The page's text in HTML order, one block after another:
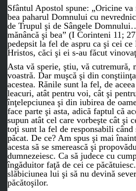
Sfântul Apostol spune: „Oricine va
bea paharul Domnului cu
de Trupul şi de Sângele
mănâncă şi bea” (I Corinteni 11;
pedepsit la fel de aspru ca şi cei
Hristos, căci şi ei s-au făcut
Asta vă sperie, ştiu, vă cutremură,
voastră. Dar muşcă şi din
acestea. Rănile sunt la fel, de
leacuri, atât pentru voi, cât şi
înţelepciunea şi din iubirea de
face parte şi asta, adică faptul că
supun atât cel care vorbeşte cât şi
toţi sunt la fel de responsabili când
păcat. De ce? Am spus şi mai
acesta să se smerească şi
dumnezeiesc. Ca să judece cu
îngăduitor faţă de cei ce
slăbiciunea lui şi să nu devină
păcătoşilor.